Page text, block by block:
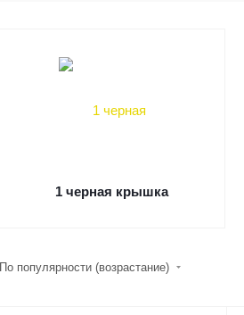
1 черная крышка
По популярности (возрастание)